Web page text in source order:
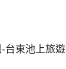
台東池上旅遊